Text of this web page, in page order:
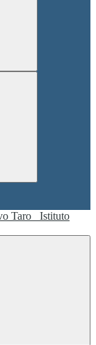
Istituto